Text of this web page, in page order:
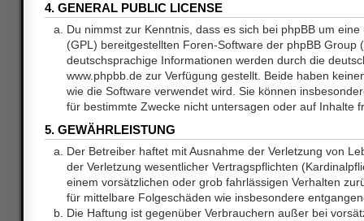
4. GENERAL PUBLIC LICENSE
Du nimmst zur Kenntnis, dass es sich bei phpBB um
(GPL) bereitgestellten Foren-Software der phpBB Group
deutschsprachige Informationen werden durch die
www.phpbb.de zur Verfügung gestellt. Beide haben
wie die Software verwendet wird. Sie können
für bestimmte Zwecke nicht untersagen oder auf Inhalte
5. GEWÄHRLEISTUNG
Der Betreiber haftet mit Ausnahme der Verletzung von
der Verletzung wesentlicher Vertragspflichten
einem vorsätzlichen oder grob fahrlässigen Verhalten
für mittelbare Folgeschäden wie insbesondere
Die Haftung ist gegenüber Verbrauchern außer bei